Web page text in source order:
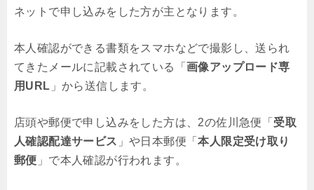
ネットで申し込みをした方が主となります。
本人確認ができる書類をスマホなどで撮影し、送られ
てきたメールに記載されている「 画像アップロード専
用URL 」から送信します。
店頭や郵便で申し込みをした方は、2の佐川急便「 受取
人確認配達サービス 」や日本郵便「本人限定受け取り
郵便 」で本人確認が行われます。